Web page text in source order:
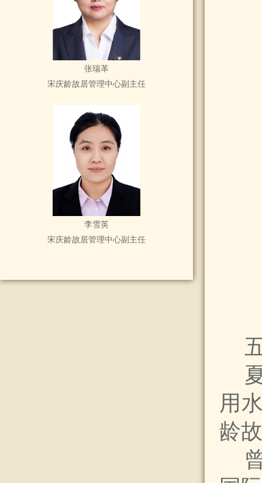
张瑞革
宋庆龄故居管理中心副主任
李雪英
宋庆龄故居管理中心副主任
用
龄